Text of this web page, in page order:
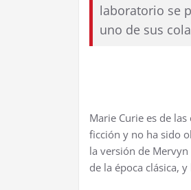
laboratorio se
uno de sus
Marie Curie es de
ficción y no ha sido
la versión de
de la época clásica,